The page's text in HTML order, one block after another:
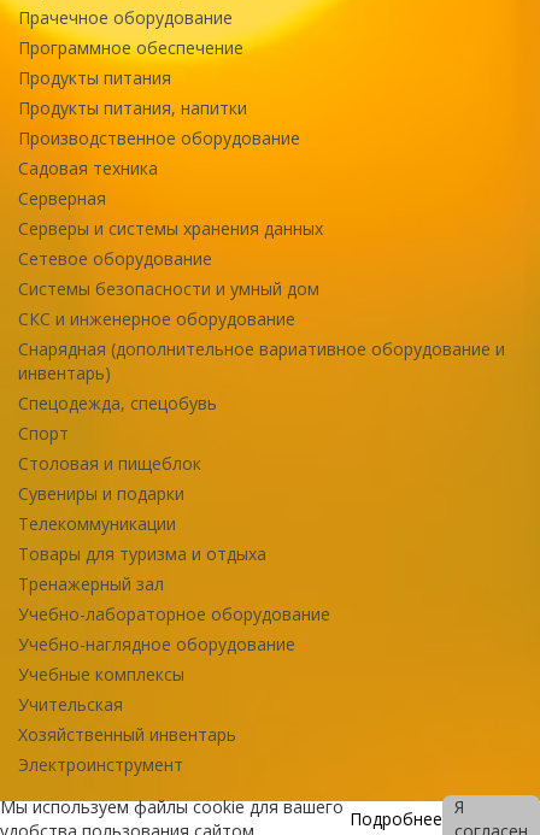
Прачечное оборудование
Программное обеспечение
Продукты питания
Продукты питания, напитки
Производственное оборудование
Садовая техника
Серверная
Серверы и системы хранения данных
Сетевое оборудование
Системы безопасности и умный дом
СКС и инженерное оборудование
Снарядная (дополнительное вариативное оборудование и
инвентарь)
Спецодежда, спецобувь
Спорт
Столовая и пищеблок
Сувениры и подарки
Телекоммуникации
Товары для туризма и отдыха
Тренажерный зал
Учебно-лабораторное оборудование
Учебно-наглядное оборудование
Учебные комплексы
Учительская
Хозяйственный инвентарь
Электроинструмент
Мы используем файлы cookie для вашего
Подробнее
Я